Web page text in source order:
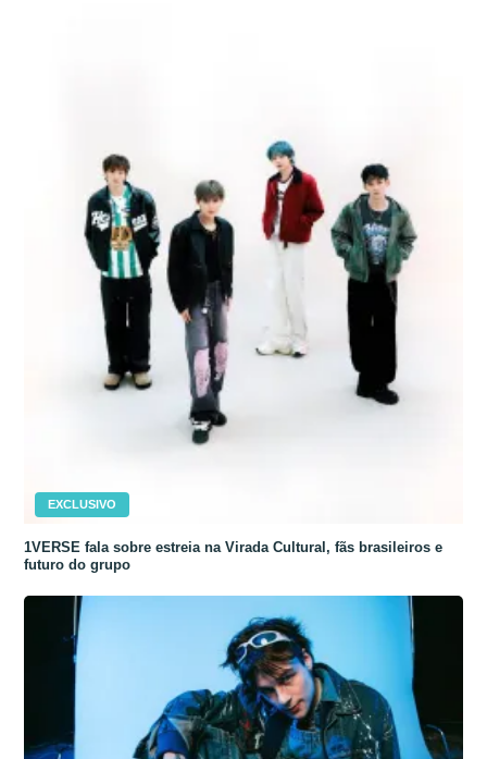
EXCLUSIVO
1VERSE fala sobre estreia na Virada Cultural, fãs brasileiros e
futuro do grupo